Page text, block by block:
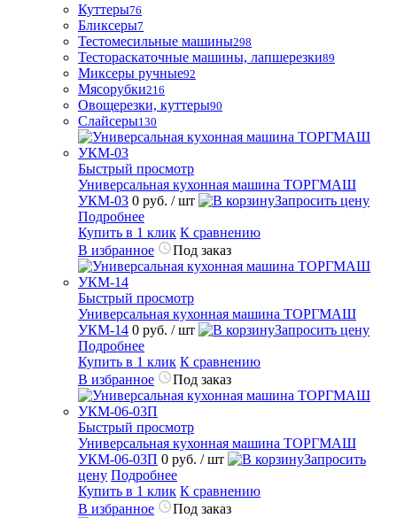
Куттеры76
Бликсеры7
Тестомесильные машины298
Тестораскаточные машины, лапшерезки89
Миксеры ручные92
Мясорубки216
Овощерезки, куттеры90
Слайсеры130
Быстрый просмотр
Универсальная кухонная машина ТОРГМАШ
УКМ-03 0 руб. / шт
Запросить цену
Подробнее
Купить в 1 клик К сравнению
В избранное
Под заказ
Быстрый просмотр
Универсальная кухонная машина ТОРГМАШ
УКМ-14 0 руб. / шт
Запросить цену
Подробнее
Купить в 1 клик К сравнению
В избранное
Под заказ
Быстрый просмотр
Универсальная кухонная машина ТОРГМАШ
УКМ-06-03П 0 руб. / шт
Запросить
цену Подробнее
Купить в 1 клик К сравнению
В избранное
Под заказ